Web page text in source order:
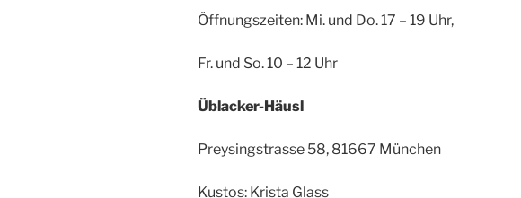
Öffnungszeiten: Mi. und Do. 17 – 19 Uhr,
Fr. und So. 10 – 12 Uhr
Üblacker-Häusl
Preysingstrasse 58, 81667 München
Kustos: Krista Glass